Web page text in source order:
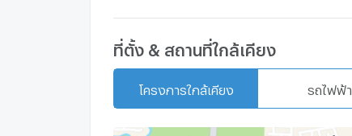
ที่ตั้ง & สถานที่ใกล้เคียง
โครงการใกล้เคียง รถไฟฟ้า